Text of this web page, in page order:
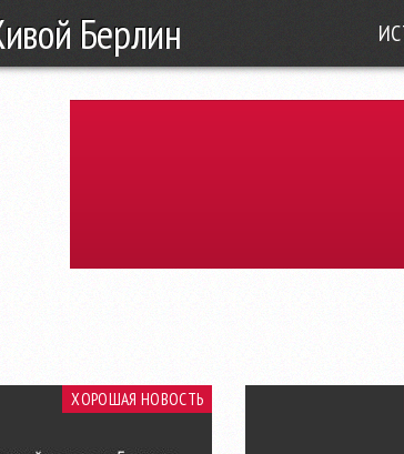
Берлин
ХОРОШАЯ НОВОСТЬ